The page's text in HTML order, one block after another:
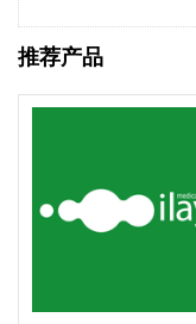
推荐产品